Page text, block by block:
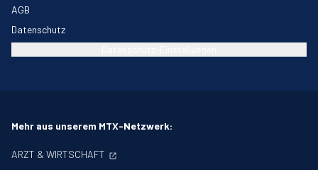
AGB
Datenschutz
Mehr aus unserem MTX-Netzwerk:
ARZT & WIRTSCHAFT